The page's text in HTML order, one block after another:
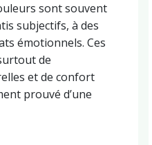
sont souvent
subjectifs, à des
émotionnels. Ces
de
et de confort
prouvé d’une